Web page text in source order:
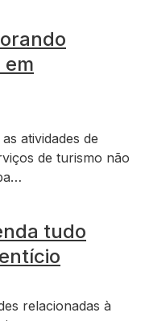
em
atividades de
de turismo não
tudo
relacionadas à